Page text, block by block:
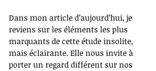
Dans mon article d’aujourd’hui, je
reviens sur les éléments les plus
marquants de cette étude insolite,
mais éclairante. Elle nous invite à
porter un regard différent sur nos